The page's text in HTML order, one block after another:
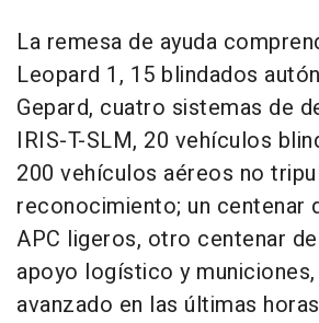
La remesa de ayuda
Leopard 1, 15 blindados
Gepard, cuatro sistemas de
IRIS-T-SLM, 20 vehículos
200 vehículos aéreos no
reconocimiento; un centenar
APC ligeros, otro centenar
apoyo logístico y municiones,
avanzado en las últimas